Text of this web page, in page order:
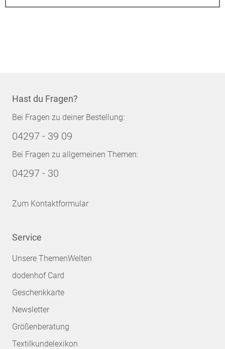
Hast du Fragen?
Bei Fragen zu deiner Bestellung:
04297 - 39 09
Bei Fragen zu allgemeinen Themen:
04297 - 30
Zum Kontaktformular
Service
Unsere ThemenWelten
dodenhof Card
Geschenkkarte
Newsletter
Größenberatung
Textilkundelexikon